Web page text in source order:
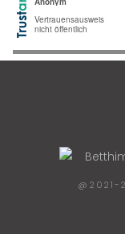
@2021-